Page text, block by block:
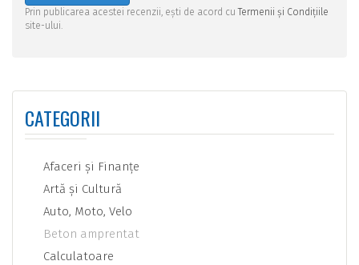
Prin publicarea acestei recenzii, ești de acord cuTermenii și Condițiile
site-ului.
CATEGORII
Afaceri şi Finanţe
Artă şi Cultură
Auto, Moto, Velo
Beton amprentat
Calculatoare